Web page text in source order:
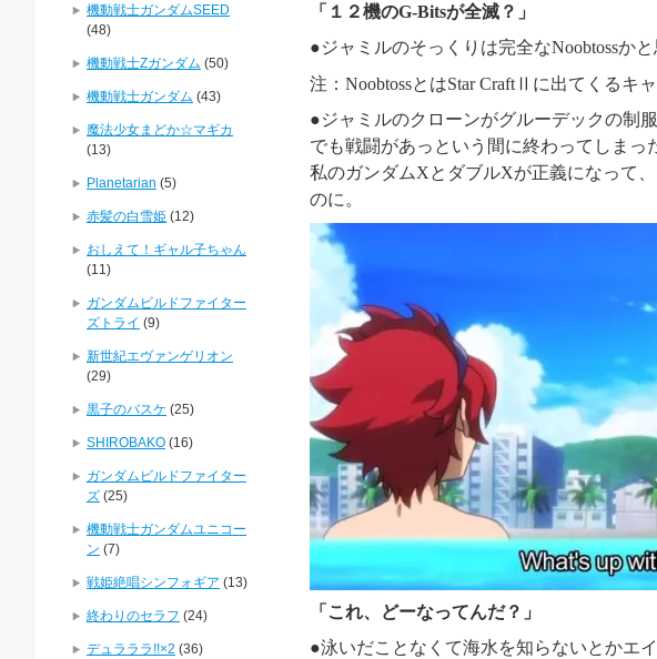
「 １２機のG-Bitsが全滅？ 」
●ジャミルのそっくりは完全なNoobtossかと
注：NoobtossとはStar CraftⅡ に出てくるキ
●ジャミルのクローンがグルーデックの制
でも戦闘があっという間に終わってしまっ
私のガンダムXとダブルXが正義になって、
のに。
「 これ、どーなってんだ？ 」
●泳いだことなくて海水を知らないとかエ
機動戦士ガンダムSEED
(48)
機動戦士Zガンダム (50)
機動戦士ガンダム (43)
魔法少女まどか☆マギカ
(13)
Planetarian (5)
赤髪の白雪姫 (12)
おしえて！ギャル子ちゃん
(11)
ガンダムビルドファイター
ズトライ (9)
新世紀エヴァンゲリオン
(29)
黒子のバスケ (25)
SHIROBAKO (16)
ガンダムビルドファイター
ズ (25)
機動戦士ガンダムユニコー
ン (7)
戦姫絶唱シンフォギア (13)
終わりのセラフ (24)
デュラララ!!×2 (36)